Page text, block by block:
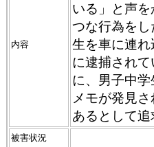
内容
いる」と声
つな行為を
生を車に連
に逮捕され
に、男子中
メモが発見
あるとして
被害状況